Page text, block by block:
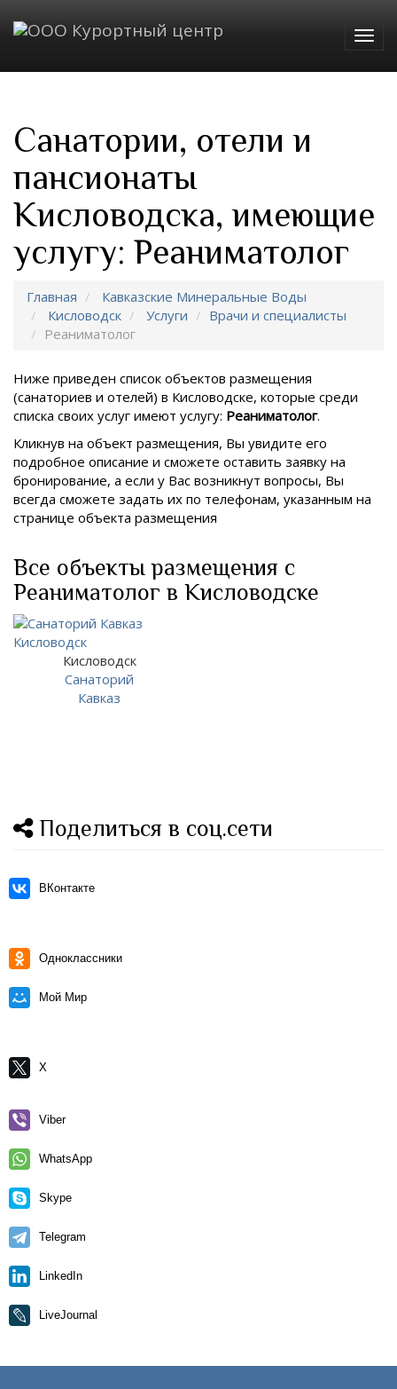
Санатории, отели и
пансионаты
Кисловодска, имеющие
услугу: Реаниматолог
Главная
Кавказские Минеральные Воды
Кисловодск
Услуги
Врачи и специалисты
Реаниматолог
Ниже приведен список объектов размещения
(санаториев и отелей) в Кисловодске, которые среди
списка своих услуг имеют услугу: Реаниматолог.
Кликнув на объект размещения, Вы увидите его
подробное описание и сможете оставить заявку на
бронирование, а если у Вас возникнут вопросы, Вы
всегда сможете задать их по телефонам, указанным на
странице объекта размещения
Все объекты размещения с
Реаниматолог в Кисловодске
Кисловодск
Санаторий
Кавказ
Поделиться в соц.сети
ВКонтакте
Одноклассники
Мой Мир
X
Viber
WhatsApp
Skype
Telegram
LinkedIn
LiveJournal